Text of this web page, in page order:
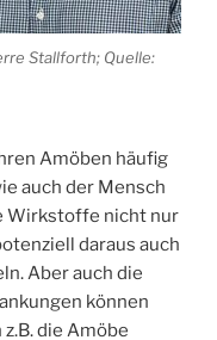
Stallforth; Quelle:
Amöben häufig
auch der Mensch
Wirkstoffe nicht nur
daraus auch
Aber auch die
können
die Amöbe